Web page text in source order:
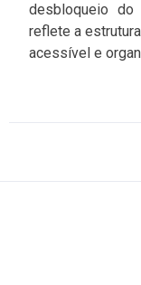
desbloqueio
reflete a
acessível e